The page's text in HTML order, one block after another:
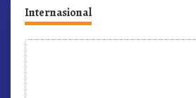
Internasional